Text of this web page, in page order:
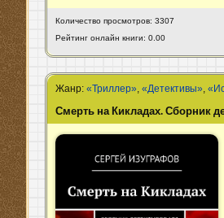
Количество просмотров: 3307
Рейтинг онлайн книги: 0.00
Жанр:«Триллер»,«Детективы»,
Смерть на Кикладах. Сборник